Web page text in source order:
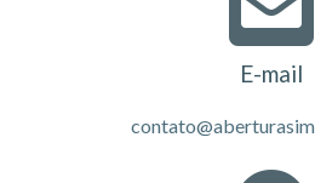
E-mail